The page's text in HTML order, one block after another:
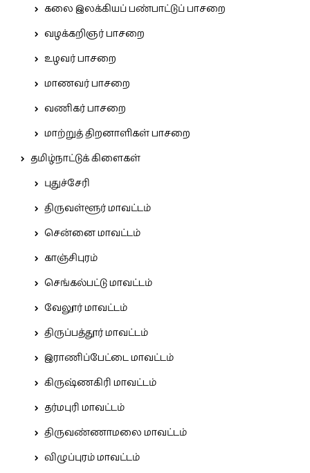
கலை இலக்கியப் பண்பாட்டுப் பாசறை
வழக்கறிஞர் பாசறை
உழவர் பாசறை
மாணவர் பாசறை
வணிகர் பாசறை
மாற்றுத் திறனாளிகள் பாசறை
தமிழ்நாட்டுக் கிளைகள்
புதுச்சேரி
திருவள்ளூர் மாவட்டம்
சென்னை மாவட்டம்
காஞ்சிபுரம்
செங்கல்பட்டு மாவட்டம்
வேலூர் மாவட்டம்
திருப்பத்தூர் மாவட்டம்
இராணிப்பேட்டை மாவட்டம்
கிருஷ்ணகிரி மாவட்டம்
தர்மபுரி மாவட்டம்
திருவண்ணாமலை மாவட்டம்
விழுப்புரம் மாவட்டம்